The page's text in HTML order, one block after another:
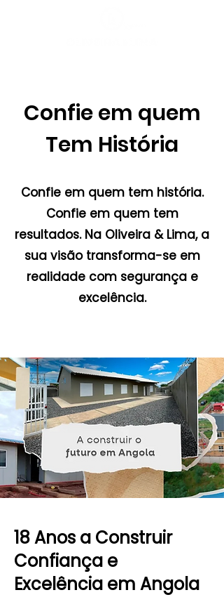
Confie em quem
Tem História
Confie em quem tem história.
Confie em quem tem
resultados. Na Oliveira & Lima, a
sua visão transforma-se em
realidade com segurança e
excelência.
18 Anos a Construir
Confiança e
Excelência em Angola